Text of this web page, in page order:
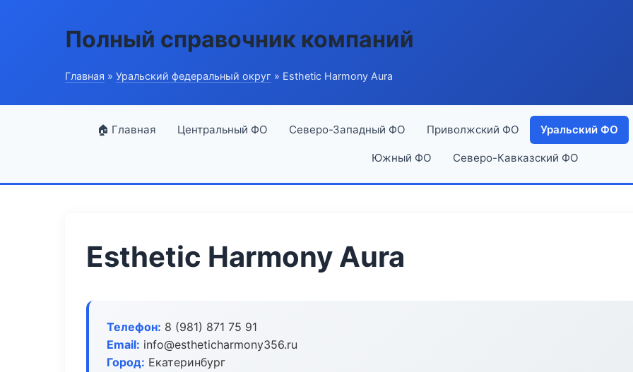
Полный справочник компаний
Главная » Уральский федеральный округ » Esthetic Harmony Aura
🏠 Главная Центральный ФО Северо-Западный ФО Приволжский ФО Уральский ФО
Южный ФО Северо-Кавказский ФО
Esthetic Harmony Aura
Телефон: 8 (981) 871 75 91
Email: info@estheticharmony356.ru
Город: Екатеринбург